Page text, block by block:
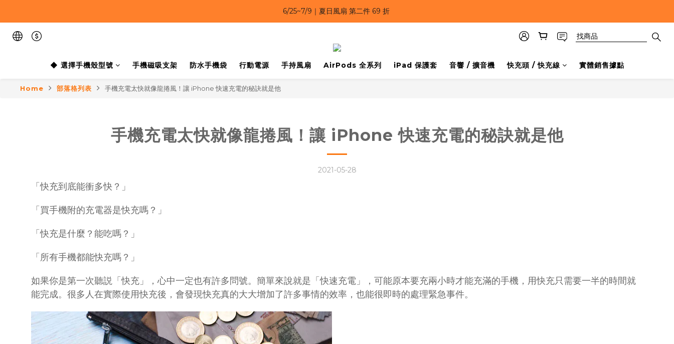
6/25~7/9｜夏日風扇 第二件 69 折
6/25~7/9 漂浮防水手機袋 任選 2入 $650
◆ 選擇手機殼型號 手機磁吸支架 防水手機袋 行動電源 手持風扇 AirPods 全系列 iPad 保護套 音響 / 擴音機 快充頭 / 快充線 實體銷售據點
Home 部落格列表 手機充電太快就像龍捲風！讓 iPhone 快速充電的秘訣就是他
手機充電太快就像龍捲風！讓 iPhone 快速充電的秘訣就是他
2021-05-28
「快充到底能衝多快？」
「買手機附的充電器是快充嗎？」
「快充是什麼？能吃嗎？」
「所有手機都能快充嗎？」
如果你是第一次聽説「快充」，心中一定也有許多問號。簡單來說就是「快速充電」，可能原本要充兩小時才能充滿的手機，用快充只需要一半的時間就
能完成。 很多人在實際使用快充後，會發現快充真的大大增加了許多事情的效率，也能很即時的處理緊急事件。